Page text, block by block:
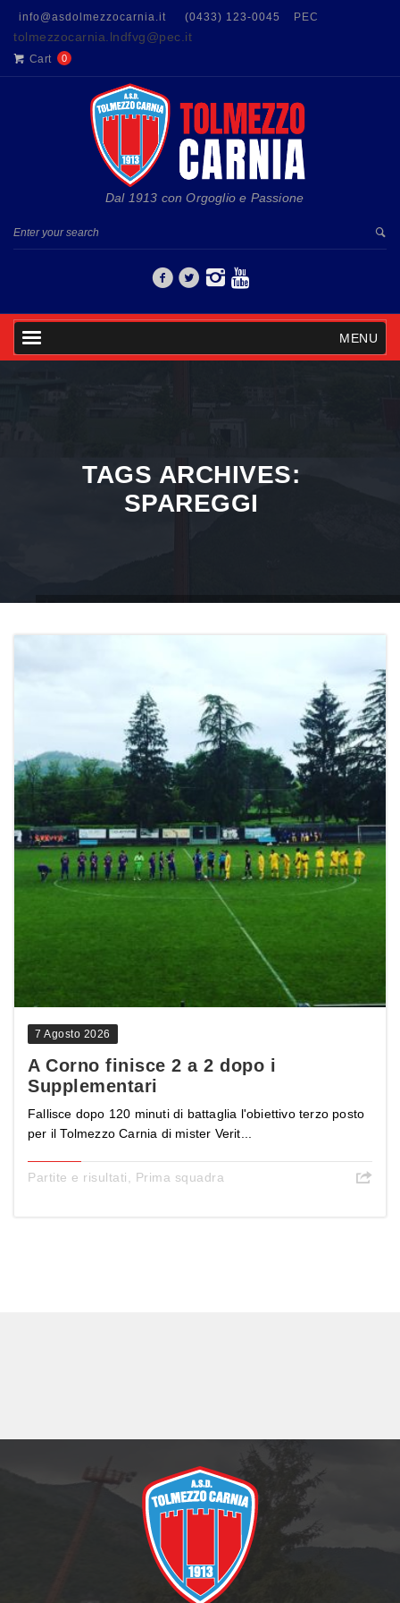
info@asdolmezzocarnia.it (0433) 123-0045 PEC
tolmezzocarnia.lndfvg@pec.it
Cart 0
Dal 1913 con Orgoglio e Passione
MENU
TAGS ARCHIVES:
SPAREGGI
7 Agosto 2026
A Corno finisce 2 a 2 dopo i
Supplementari
Fallisce dopo 120 minuti di battaglia l'obiettivo terzo posto
per il Tolmezzo Carnia di mister Verit...
Partite e risultati, Prima squadra